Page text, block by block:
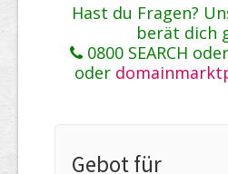
Hast du Fragen?
berät dich
0800 SEARCH
oder
Gebot für